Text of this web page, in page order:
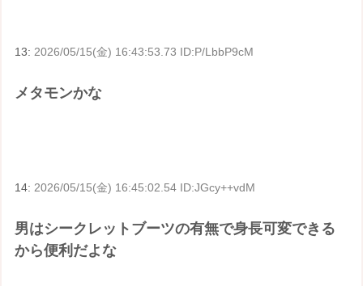
13:2026/05/15(金) 16:43:53.73 ID:P/LbbP9cM
メタモンかな
14: 2026/05/15(金) 16:45:02.54 ID:JGcy++vdM
男はシークレットブーツの有無で身長可変できる
から便利だよな